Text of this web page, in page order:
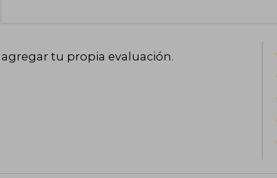
posiciona como una figura de
revalorizada en años recientes,
explora sin filtros los límites de la
tu propia evaluación.